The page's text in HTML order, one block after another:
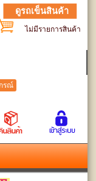
ดูรถเข็นสินค้า
ไม่มีรายการสินค้า
รณ์